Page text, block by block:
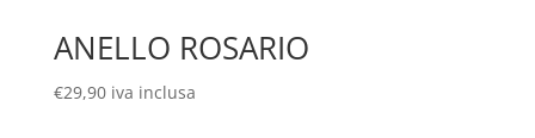
ANELLO ROSARIO
€29,90 iva inclusa